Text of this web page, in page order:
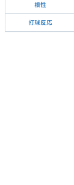
根性
打球反応